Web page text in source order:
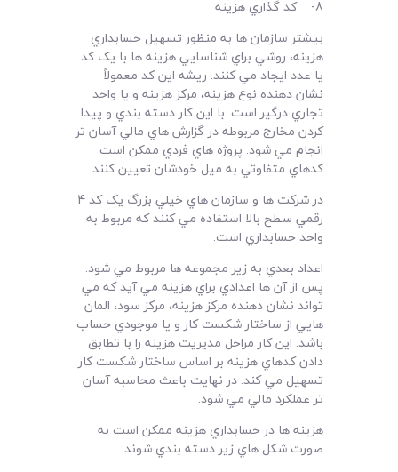
8- کد گذاري هزينه
بيشتر سازمان ها به منظور تسهيل حسابداري
هزينه، روشي براي شناسايي هزينه ها با يک کد
يا عدد ايجاد مي کنند. ريشه اين کد معمولاً
نشان دهنده نوع هزينه، مرکز هزينه و يا واحد
تجاري درگير است. با اين کار دسته بندي و پيدا
کردن مخارج مربوطه در گزارش هاي مالي آسان تر
انجام مي شود. پروژه هاي فردي ممکن است
کدهاي متفاوتي به ميل خودشان تعيين کنند.
در شرکت ها و سازمان هاي خيلي بزرگ يک کد 4
رقمي سطح بالا استفاده مي کنند که مربوط به
واحد حسابداري است.
اعداد بعدي به زير مجموعه ها مربوط مي شود.
پس از آن ها اعدادي براي هزينه مي آيد که مي
تواند نشان دهنده مرکز هزينه، مرکز سود، المان
هايي از ساختار شکست کار و يا موجودي حساب
باشد. اين کار مراحل مديريت هزينه را با تطابق
دادن کدهاي هزينه بر اساس ساختار شکست کار
تسهيل مي کند. در نهايت باعث محاسبه آسان
تر عملکرد مالي مي شود.
هزينه ها در حسابداري هزينه ممکن است به
صورت شکل هاي زير دسته بندي شوند: